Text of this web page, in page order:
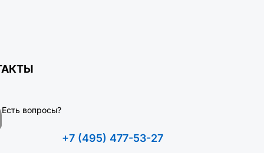
Есть вопросы?
+7 (495) 477-53-27